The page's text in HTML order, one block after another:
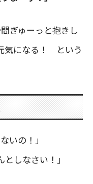
ぎゅーっと抱きし
気になる！ という
いの！」
しなさい！」